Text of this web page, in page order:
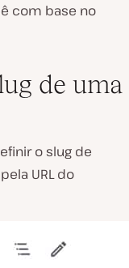
com base no
de uma
o slug de
URL do